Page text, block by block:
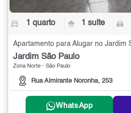
1 quarto 1 suíte
Jardim São Paulo
Zona Norte - São Paulo
Rua Almirante Noronha, 253
WhatsApp